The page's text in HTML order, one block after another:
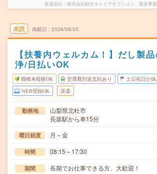
派遣会社 株式会社綜合キャリアオプション 製造事業
未読 掲載日 2026/08/05
【扶養内ウェルカム！】だし製
浄/日払いOK
職種未経験OK 交通費別途支給あり 土日祝日が休
WEB登録OK 派遣
勤務地
山梨県北杜市
長坂駅から車15分
曜日頻度 月～金
時間 08:15～17:30
期間 長期でお仕事できる方、大歓迎！